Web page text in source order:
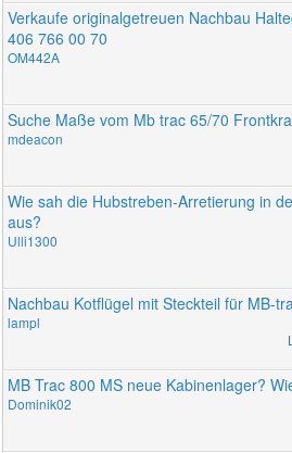
Verkaufe originalgetreuen Nachbau
406 766 00 70
OM442A
Suche Maße vom Mb trac 65/70
mdeacon
Wie sah die Hubstreben-Arretierung in
aus?
Ulli1300
Nachbau Kotflügel mit Steckteil für MB-
lampl
MB Trac 800 MS neue Kabinenlager?
Dominik02